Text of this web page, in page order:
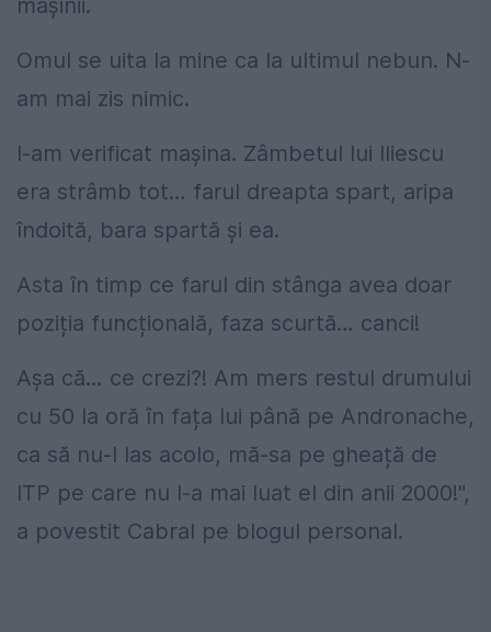
mașinii.
Omul se uita la mine ca la ultimul nebun. N-
am mai zis nimic.
I-am verificat mașina. Zâmbetul lui Iliescu
era strâmb tot… farul dreapta spart, aripa
îndoită, bara spartă și ea.
Asta în timp ce farul din stânga avea doar
poziția funcțională, faza scurtă… canci!
Așa că… ce crezi?! Am mers restul drumului
cu 50 la oră în fața lui până pe Andronache,
ca să nu-l las acolo, mă-sa pe gheață de
ITP pe care nu l-a mai luat el din anii 2000!",
a povestit Cabral pe blogul personal.